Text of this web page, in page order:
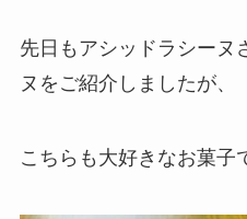
先日もアシッドラシーヌ
ヌをご紹介しましたが、
こちらも大好きなお菓子